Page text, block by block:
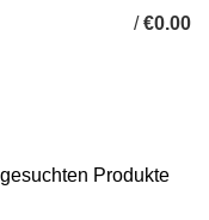
/ €0.00
Produkte